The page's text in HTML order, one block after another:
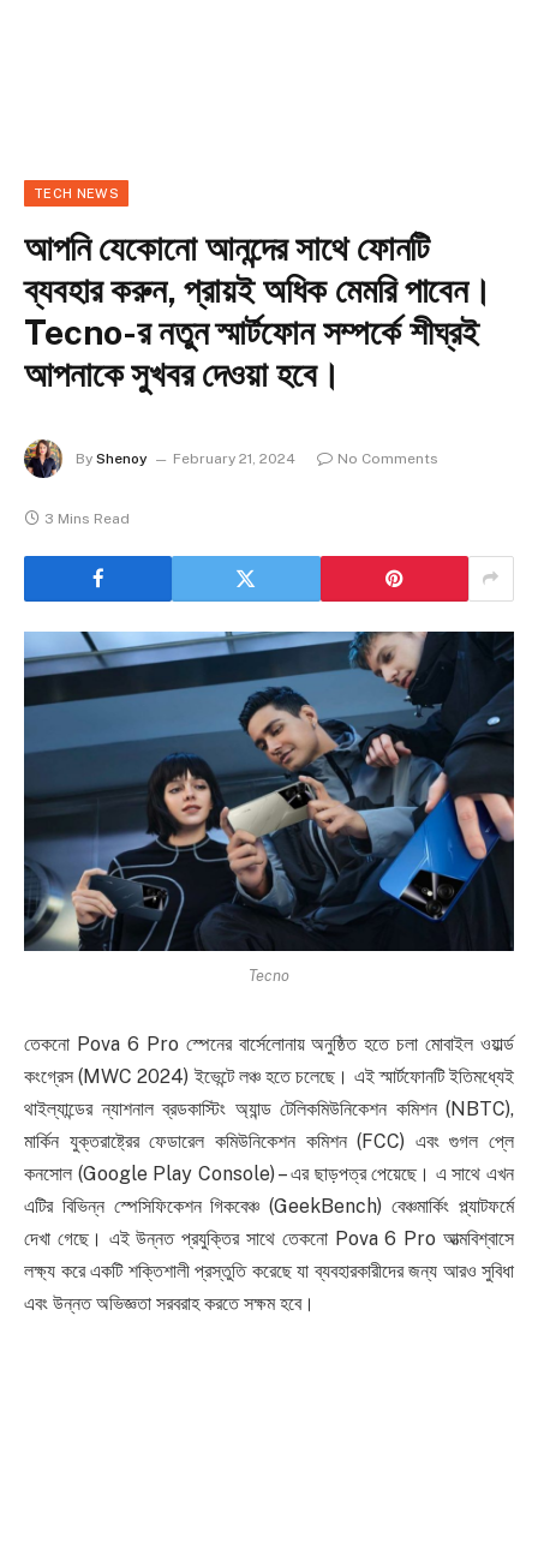
TECH NEWS
আপনি যেকোনো আনন্দের সাথে ফোনটি
ব্যবহার করুন, প্রায়ই অধিক মেমরি পাবেন।
Tecno-র নতুন স্মার্টফোন সম্পর্কে শীঘ্রই
আপনাকে সুখবর দেওয়া হবে।
By Shenoy February 21, 2024 No Comments
3 Mins Read
Tecno
তেকনো Pova 6 Pro স্পেনের বার্সেলোনায় অনুষ্ঠিত হতে চলা মোবাইল ওয়ার্ল্ড
কংগ্রেস (MWC 2024) ইভেন্টে লঞ্চ হতে চলেছে। এই স্মার্টফোনটি ইতিমধ্যেই
থাইল্যান্ডের ন্যাশনাল ব্রডকাস্টিং অ্যান্ড টেলিকমিউনিকেশন কমিশন (NBTC),
মার্কিন যুক্তরাষ্ট্রের ফেডারেল কমিউনিকেশন কমিশন (FCC) এবং গুগল প্লে
কনসোল (Google Play Console) – এর ছাড়পত্র পেয়েছে। এ সাথে এখন
এটির বিভিন্ন স্পেসিফিকেশন গিকবেঞ্চ (GeekBench) বেঞ্চমার্কিং প্ল্যাটফর্মে
দেখা গেছে। এই উন্নত প্রযুক্তির সাথে তেকনো Pova 6 Pro আত্মবিশ্বাসে
লক্ষ্য করে একটি শক্তিশালী প্রস্তুতি করেছে যা ব্যবহারকারীদের জন্য আরও সুবিধা
এবং উন্নত অভিজ্ঞতা সরবরাহ করতে সক্ষম হবে।